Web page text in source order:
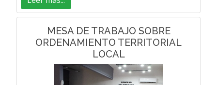
MESA DE TRABAJO SOBRE
ORDENAMIENTO TERRITORIAL
LOCAL